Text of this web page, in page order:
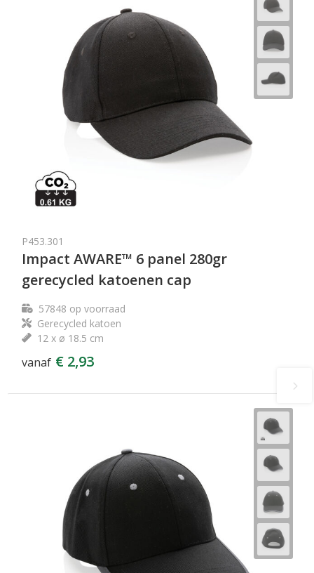
P453.301
Impact AWARE™ 6 panel 280gr
gerecycled katoenen cap
57848 op voorraad
Gerecycled katoen
12 x ø 18.5 cm
vanaf € 2,93